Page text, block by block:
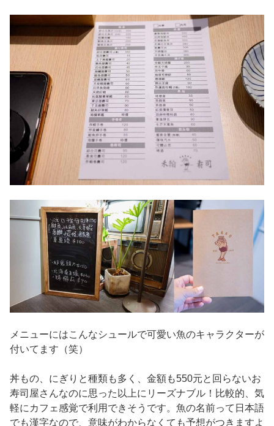
メニューにはこんなシュールで可愛い魚のキャラクターが
付いてます（笑）
丼もの、にぎりと種類も多く、金額も550元と回らないお
寿司屋さんなのに思った以上にリーズナブル！比較的、気
軽にカフェ感覚で利用できそうです。魚の名前って日本語
でも漢字なので、意味がわからなくても予想がつきますよ